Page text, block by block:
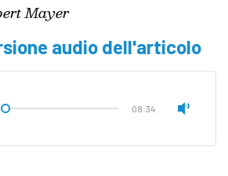
Mayer
audio dell'articolo
08:34